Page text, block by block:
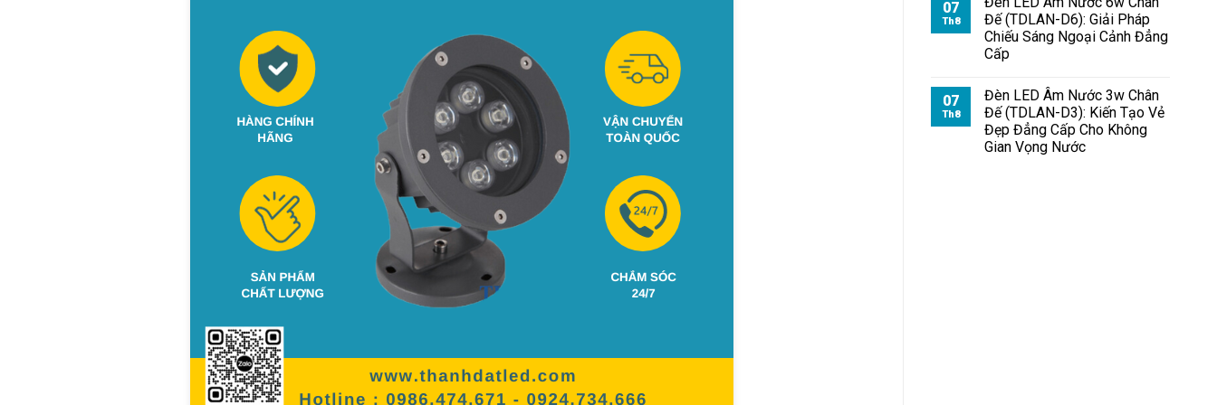
07
Th8
Đế (TDLAN-D6): Giải Pháp
Chiếu Sáng Ngoại Cảnh Đẳng
Cấp
07
Th8
Đèn LED Âm Nước 3w Chân
Đế (TDLAN-D3): Kiến Tạo Vẻ
Đẹp Đẳng Cấp Cho Không
Gian Vọng Nước